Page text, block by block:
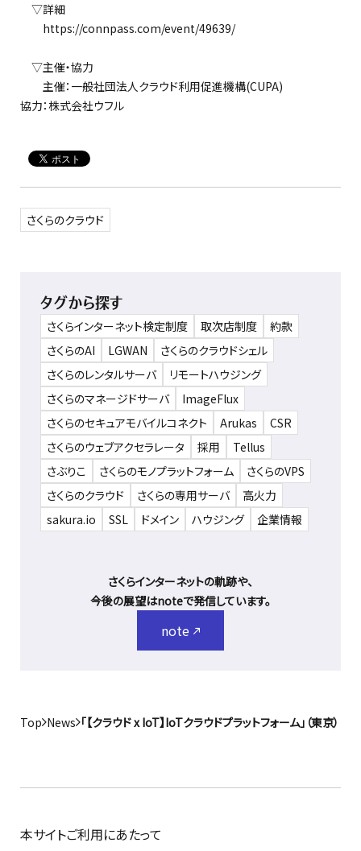
▽詳細
https://connpass.com/event/49639/
▽主催・協力
主催：一般社団法人クラウド利用促進機構(CUPA)
協力：株式会社ウフル
さくらのクラウド
タグから探す
さくらインターネット検定制度 取次店制度
約款
さくらのAI
LGWAN
さくらのクラウドシェル
さくらのレンタルサーバ
リモートハウジング
さくらのマネージドサーバ
ImageFlux
さくらのセキュアモバイルコネクト
Arukas
CSR
さくらのウェブアクセラレータ
採用
Tellus
さぶりこ
さくらのモノプラットフォーム
さくらのVPS
さくらのクラウド
さくらの専用サーバ
高火力
sakura.io
SSL ドメイン ハウジング 企業情報
さくらインターネットの軌跡や、
今後の展望はnoteで発信しています。
note
Top News 「【クラウド x IoT】IoTクラウドプラットフォーム」（東京
本サイトご利用にあたって